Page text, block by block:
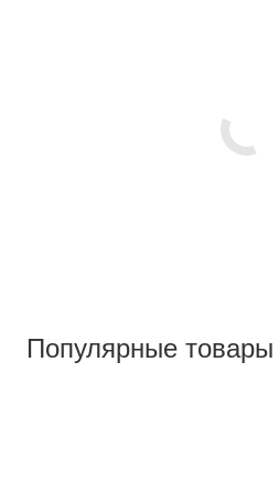
Популярные товары